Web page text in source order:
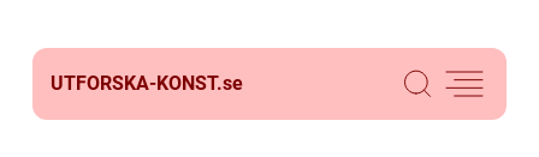
UTFORSKA-KONST.se